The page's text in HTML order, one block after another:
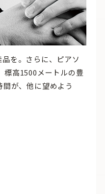
を。さらに、ピアソ
標高1500メートルの豊
が、他に望めよう